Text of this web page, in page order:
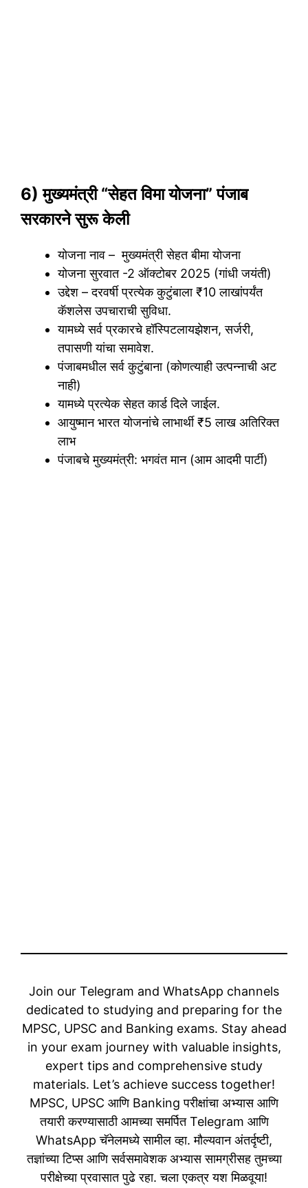
6) मुख्यमंत्री “सेहत विमा योजना” पंजाब
सरकारने सुरू केली
योजना नाव – मुख्यमंत्री सेहत बीमा योजना
योजना सुरवात -2 ऑक्टोबर 2025 (गांधी जयंती)
उद्देश – दरवर्षी प्रत्येक कुटुंबाला ₹10 लाखांपर्यंत
कॅशलेस उपचाराची सुविधा.
यामध्ये सर्व प्रकारचे हॉस्पिटलायझेशन, सर्जरी,
तपासणी यांचा समावेश.
पंजाबमधील सर्व कुटुंबाना (कोणत्याही उत्पन्नाची अट
नाही)
यामध्ये प्रत्येक सेहत कार्ड दिले जाईल.
आयुष्मान भारत योजनांचे लाभार्थी ₹5 लाख अतिरिक्त
लाभ
पंजाबचे मुख्यमंत्री: भगवंत मान (आम आदमी पार्टी)
Join our Telegram and WhatsApp channels
dedicated to studying and preparing for the
MPSC, UPSC and Banking exams. Stay ahead
in your exam journey with valuable insights,
expert tips and comprehensive study
materials. Let’s achieve success together!
MPSC, UPSC आणि Banking परीक्षांचा अभ्यास आणि
तयारी करण्यासाठी आमच्या समर्पित Telegram आणि
WhatsApp चॅनेलमध्ये सामील व्हा. मौल्यवान अंतर्दृष्टी,
तज्ञांच्या टिप्स आणि सर्वसमावेशक अभ्यास सामग्रीसह तुमच्या
परीक्षेच्या प्रवासात पुढे रहा. चला एकत्र यश मिळवूया!